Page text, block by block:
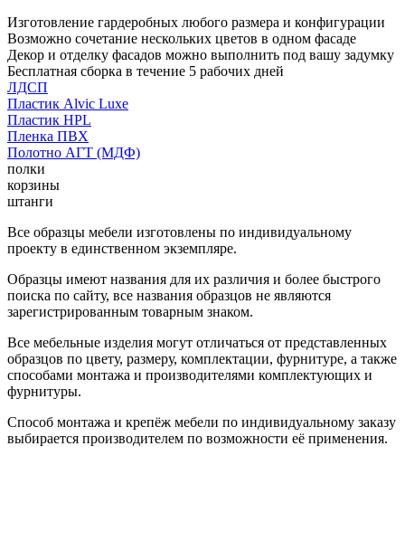
Изготовление гардеробных любого размера и конфигурации
Возможно сочетание нескольких цветов в одном фасаде
Декор и отделку фасадов можно выполнить под вашу задумку
Бесплатная сборка в течение 5 рабочих дней
ЛДСП
Пластик Alvic Luxe
Пластик HPL
Пленка ПВХ
Полотно АГТ (МДФ)
полки
корзины
штанги
Все образцы мебели изготовлены по индивидуальному
проекту в единственном экземпляре.
Образцы имеют названия для их различия и более быстрого
поиска по сайту, все названия образцов не являются
зарегистрированным товарным знаком.
Все мебельные изделия могут отличаться от представленных
образцов по цвету, размеру, комплектации, фурнитуре, а также
способами монтажа и производителями комплектующих и
фурнитуры.
Способ монтажа и крепёж мебели по индивидуальному заказу
выбирается производителем по возможности её применения.